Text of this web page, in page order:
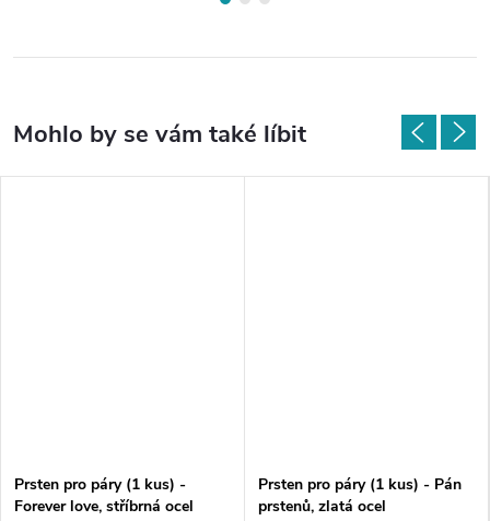
Prsten pro páry (1 kus) -
Forever love, stříbrná ocel
Prsten pro páry (1 kus) - Pán
prstenů, zlatá ocel